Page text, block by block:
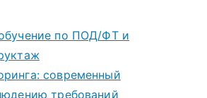
по ПОД/ФТ и
современный
требований